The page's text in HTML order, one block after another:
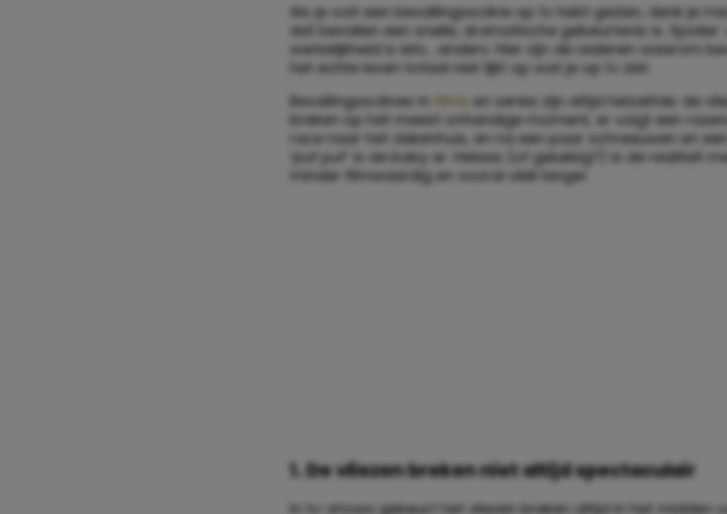
Als je ooit een bevallingsscène op tv hebt gezien, denk je
dat bevallen een snelle, dramatische gebeurtenis is. Spoiler:
werkelijkheid is iets… anders. Hier zijn de redenen waarom
het echte leven totaal niet lijkt op wat je op tv ziet.
Bevallingsscènes in
films en series zijn altijd hetzelfde: de
breken op het meest onhandige moment, er volgt een
race naar het ziekenhuis, en na een paar schreeuwen en
‘puf puf’ is de baby er. Helaas (of gelukkig?) is de realiteit
minder filmwaardig en vooral véél langer.
1. De vliezen breken niet altijd spectaculair
In tv-shows gebeurt het vliezen breken altijd in het midden